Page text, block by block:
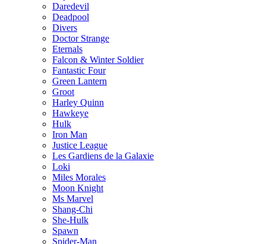
Daredevil
Deadpool
Divers
Doctor Strange
Eternals
Falcon & Winter Soldier
Fantastic Four
Green Lantern
Groot
Harley Quinn
Hawkeye
Hulk
Iron Man
Justice League
Les Gardiens de la Galaxie
Loki
Miles Morales
Moon Knight
Ms Marvel
Shang-Chi
She-Hulk
Spawn
Spider-Man